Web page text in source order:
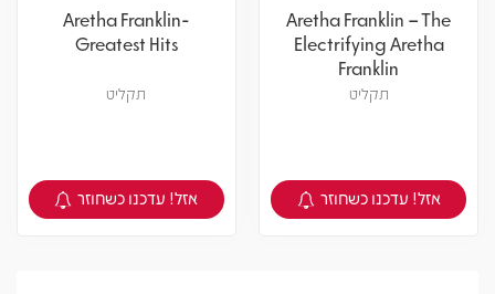
Aretha Franklin – The
Electrifying Aretha
Franklin
תקליט
צפיה במוצר
אזל! עדכנו כשחוזר
Aretha Franklin-
Greatest Hits
תקליט
צפיה במוצר
אזל! עדכנו כשחוזר